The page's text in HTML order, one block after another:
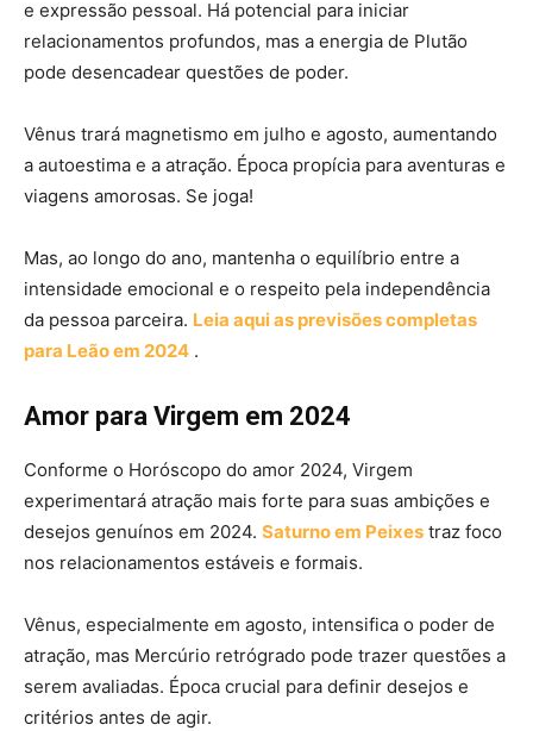
e expressão pessoal. Há potencial para iniciar
relacionamentos profundos, mas a energia de Plutão
pode desencadear questões de poder.
Vênus trará magnetismo em julho e agosto, aumentando
a autoestima e a atração. Época propícia para aventuras e
viagens amorosas. Se joga!
Mas, ao longo do ano, mantenha o equilíbrio entre a
intensidade emocional e o respeito pela independência
da pessoa parceira. Leia aqui as previsões completas
para Leão em 2024 .
Amor para Virgem em 2024
Conforme o Horóscopo do amor 2024, Virgem
experimentará atração mais forte para suas ambições e
desejos genuínos em 2024. Saturno em Peixes traz foco
nos relacionamentos estáveis e formais.
Vênus, especialmente em agosto, intensifica o poder de
atração, mas Mercúrio retrógrado pode trazer questões a
serem avaliadas. Época crucial para definir desejos e
critérios antes de agir.